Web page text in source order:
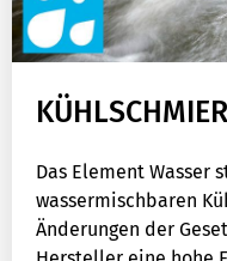
Das Element Wasser
wassermischbaren
Änderungen der